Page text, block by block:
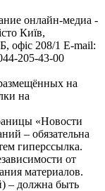
онлайн-медиа -
Київ,
208/1 E-mail:
205-43-00
на
на
«Новости
– обязательна
гиперссылка.
от
материалов.
– должна быть